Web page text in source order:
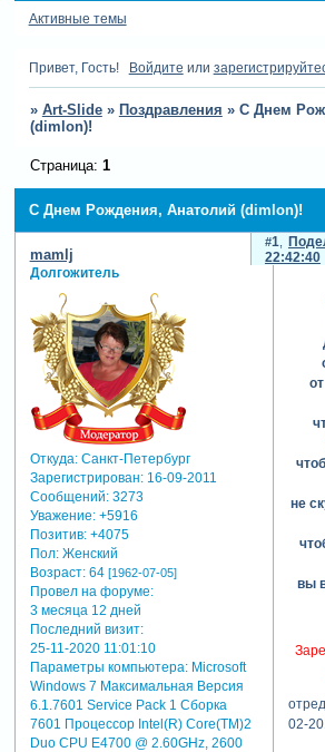
Активные темы
Привет, Гость! Войдите или
» Art-Slide » Поздравления » С Днем
(dimlon)!
С Днем Рождения, Анатолий (dimlon)!
Страница: 1
1
22:42:40
mamlj
Долгожитель
Откуда:Санкт-Петербург
Зарегистрирован: 16-09-2011
Сообщений:3273
Уважение: +5916
Позитив: +4075
Пол:Женский
Возраст:64 [1962-07-05]
Провел на форуме:
3 месяца 12 дней
Последний визит:
25-11-2020 11:01:10
Параметры компьютера:Microsoft
Windows 7 Максимальная Версия
6.1.7601 Service Pack 1 Сборка
7601 Процессор Intel(R) Core(TM)2
Duo CPU E4700 @ 2.60GHz, 2600
не
вы
02-